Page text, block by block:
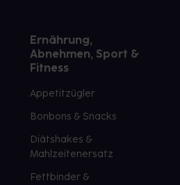
Ernährung,
Abnehmen, Sport &
Fitness
Appetitzügler
Bonbons & Snacks
Diätshakes &
Mahlzeitenersatz
Fettbinder &